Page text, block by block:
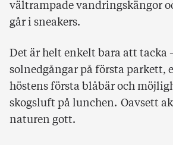
vältrampade vandringskängor
går i sneakers.
Det är helt enkelt bara att tacka
solnedgångar på första parkett,
höstens första blåbär och
skogsluft på lunchen. Oavsett
naturen gott.